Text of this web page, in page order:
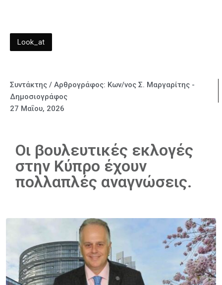
Look_at
Συντάκτης / Αρθρογράφος: Κων/νος Σ. Μαργαρίτης -
Δημοσιογράφος
27 Μαΐου, 2026
Οι βουλευτικές εκλογές
στην Κύπρο έχουν
πολλαπλές αναγνώσεις.